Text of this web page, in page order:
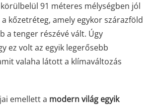
91 méteres mélységben jól
kőzetréteg, amely egykor szárazföld
a tenger részévé vált. Úgy
ez volt az egyik legerősebb
valaha látott a klímaváltozás
emellett a modern világ egyik